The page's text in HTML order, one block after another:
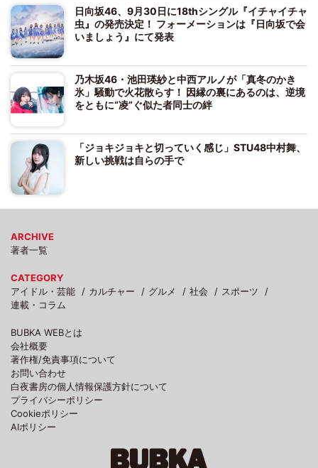
日向坂46、9月30日に18thシングル『イチャイチャ
虫』の発売決定！ フォーメーションは『日向坂で会
いましょう』にて発表
乃木坂46・池田瑛紗と中西アルノが「真冬のかき
氷」騒動で火花散らす！ 因縁の裏にあるのは、逆境
をともに“凌”ぐ似た者同士の絆
「ジョキジョキと切っていく感じ」STU48中村舞、
新しい挑戦は自らの手で
ARCHIVE
著者一覧
CATEGORY
アイドル・芸能
カルチャー グルメ 社会
スポーツ
連載・コラム
BUBKA WEBとは
会社概要
著作権/免責事項について
お問い合わせ
白夜書房の個人情報保護方針について
プライバシーポリシー
Cookieポリシー
AIポリシー